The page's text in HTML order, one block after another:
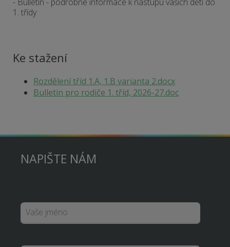
1. třídy
Ke stažení
Rozdělení tříd 1.A, 1.B varianta 2.docx
Bulletin pro rodiče 1. tříd, 2026-27.doc
NAPIŠTE NÁM